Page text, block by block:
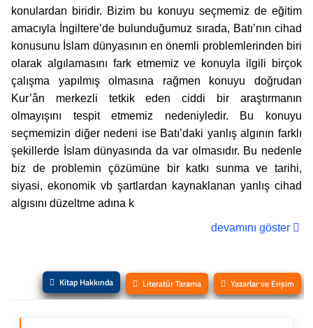
konulardan biridir. Bizim bu konuyu seçmemiz de eğitim
amacıyla İngiltere’de bulunduğumuz sırada, Batı’nın cihad
konusunu İslam dünyasının en önemli problemlerinden biri
olarak algılamasını fark etmemiz ve konuyla ilgili birçok
çalışma yapılmış olmasına rağmen konuyu doğrudan
Kur’ân merkezli tetkik eden ciddi bir araştırmanın
olmayışını tespit etmemiz nedeniyledir. Bu konuyu
seçmemizin diğer nedeni ise Batı’daki yanlış algının farklı
şekillerde İslam dünyasında da var olmasıdır. Bu nedenle
biz de problemin çözümüne bir katkı sunma ve tarihi,
siyasi, ekonomik vb şartlardan kaynaklanan yanlış cihad
algısını düzeltme adına k
devamını göster
Kitap Hakkında Literatür Tarama Yazarlar ve Erişim